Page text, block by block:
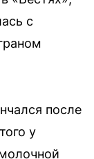
с
после
у